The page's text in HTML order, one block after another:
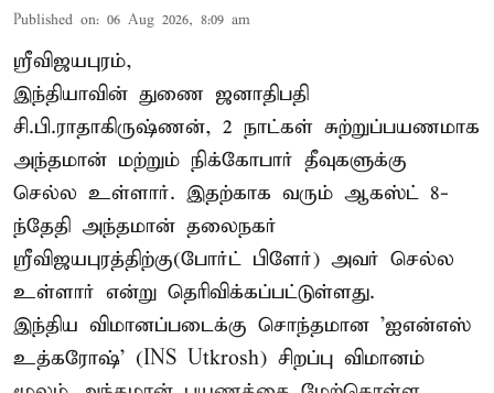
Published on: 06 Aug 2026, 8:09 am
ஸ்ரீவிஜயபுரம்,
இந்தியாவின் துணை ஜனாதிபதி
சி.பி.ராதாகிருஷ்ணன், 2 நாட்கள் சுற்றுப்பயணமாக
அந்தமான் மற்றும் நிக்கோபார் தீவுகளுக்கு
செல்ல உள்ளார். இதற்காக வரும் ஆகஸ்ட் 8-
ந்தேதி அந்தமான் தலைநகர்
ஸ்ரீவிஜயபுரத்திற்கு(போர்ட் பிளேர்) அவர் செல்ல
உள்ளார் என்று தெரிவிக்கப்பட்டுள்ளது.
இந்திய விமானப்படைக்கு சொந்தமான 'ஐஎன்எஸ்
உத்கரோஷ்' (INS Utkrosh) சிறப்பு விமானம்